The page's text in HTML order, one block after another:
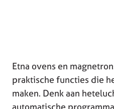
Etna ovens en
praktische functies die
maken. Denk aan